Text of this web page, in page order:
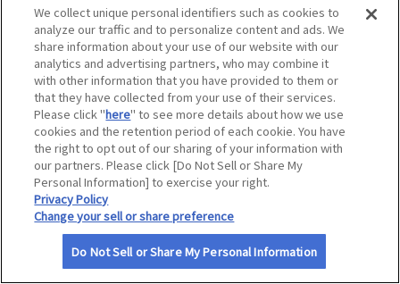
上島珈琲店
店舗数2件
店舗を見る
上島珈琲店 イオンモール名取店
アプリクーポン
ログインのうえご確認ください。ご利
用にはJAFアプリのインストールが必要
魚民
店舗数10件
We collect unique personal identifiers such as cookies to
analyze our traffic and to personalize content and ads. We
share information about your use of our website with our
analytics and advertising partners, who may combine it
with other information that you have provided to them or
that they have collected from your use of their services.
Please click "here" to see more details about how we use
cookies and the retention period of each cookie. You have
the right to opt out of our sharing of your information with
our partners. Please click [Do Not Sell or Share My
Personal Information] to exercise your right.
Privacy Policy
Change your sell or share preference
Do Not Sell or Share My Personal Information